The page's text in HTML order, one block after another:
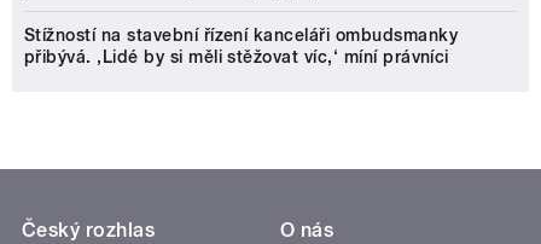
Stížností na stavební řízení kanceláři ombudsmanky
přibývá. ‚Lidé by si měli stěžovat víc,‘ míní právníci
Český rozhlas
O nás